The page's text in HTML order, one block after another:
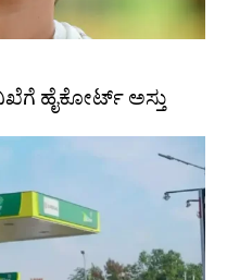
ಹೈಕೋರ್ಟ್ ಅಸ್ತು